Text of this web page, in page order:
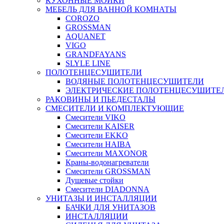
МЕБЕЛЬ ДЛЯ ВАННОЙ КОМНАТЫ
COROZO
GROSSMAN
AQUANET
VIGO
GRANDFAYANS
SLYLE LINE
ПОЛОТЕНЦЕСУШИТЕЛИ
ВОДЯНЫЕ ПОЛОТЕНЦЕСУШИТЕЛИ
ЭЛЕКТРИЧЕСКИЕ
РАКОВИНЫ И ПЬЕДЕСТАЛЫ
СМЕСИТЕЛИ И КОМПЛЕКТУЮЩИЕ
Смесители VIKO
Смесители KAISER
Смесители EKKO
Смесители HAIBA
Смесители MAXONOR
Краны-водонагреватели
Смесители GROSSMAN
Душевые стойки
Смесители DIADONNA
УНИТАЗЫ И ИНСТАЛЛЯЦИИ
БАЧКИ ДЛЯ УНИТАЗОВ
ИНСТАЛЛЯЦИИ